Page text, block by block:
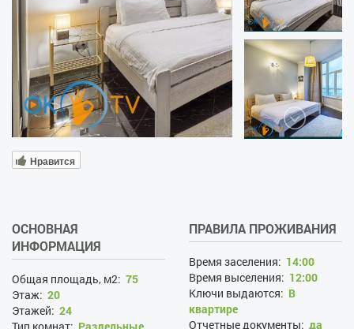
Нравится
ОСНОВНАЯ
ИНФОРМАЦИЯ
Общая площадь, м2: 75
Этаж: 20
Этажей: 24
ПРАВИЛА ПРОЖИВАНИЯ
Время заселения: 14:00
Время выселения: 12:00
Ключи выдаются: В
квартире
Отчетные документы: да